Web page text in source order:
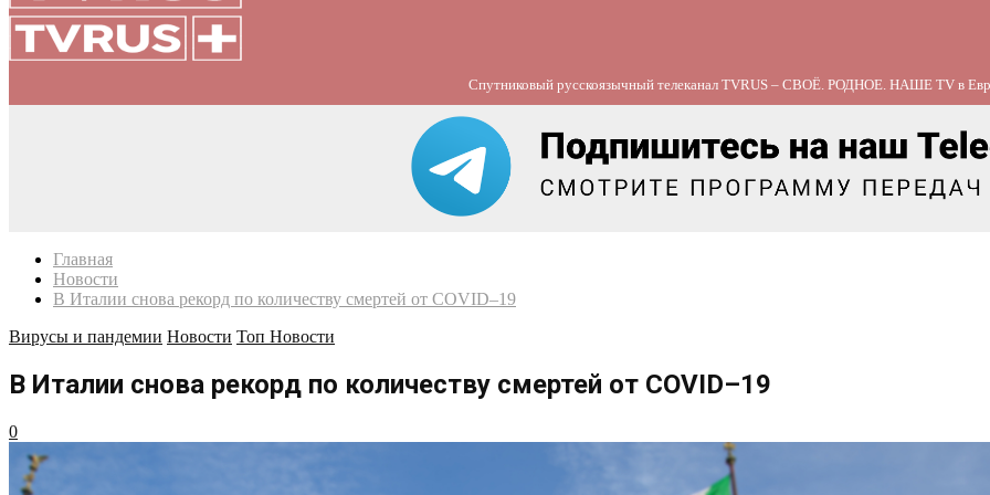
Спутниковый русскоязычный телеканал TVRUS – СВОЁ. РОДНОЕ. НАШЕ TV в
Главная
Новости
В Италии снова рекорд по количеству смертей от COVID–19
Вирусы и пандемии Новости Топ Новости
В Италии снова рекорд по количеству смертей от COVID–19
0